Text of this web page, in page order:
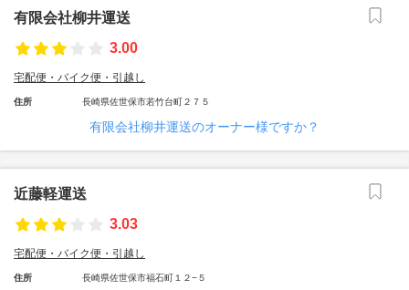
有限会社柳井運送
3.00
宅配便・バイク便・引越し
住所 長崎県佐世保市若竹台町２７５
有限会社柳井運送のオーナー様ですか？
近藤軽運送
3.03
宅配便・バイク便・引越し
住所 長崎県佐世保市福石町１２−５